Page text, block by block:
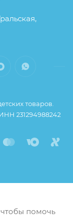
товаров.
231294988242
чтобы помочь